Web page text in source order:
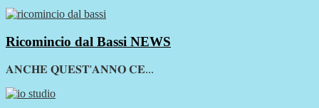
Ricomincio dal Bassi NEWS
𝐀𝐍𝐂𝐇𝐄 𝐐𝐔𝐄𝐒𝐓'𝐀𝐍𝐍𝐎 𝐂𝐄...